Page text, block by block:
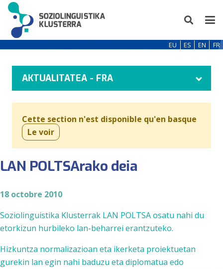
EU ES EN FR
AKTUALITATEA - FRA
Cette section n'est disponible qu'en basque
Le voir
LAN POLTSArako deia
18 octobre 2010
Soziolinguistika Klusterrak LAN POLTSA osatu nahi du
etorkizun hurbileko lan-beharrei erantzuteko.
Hizkuntza normalizazioan eta ikerketa proiektuetan
gurekin lan egin nahi baduzu eta diplomatua edo